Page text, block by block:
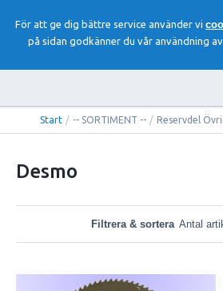
För att ge dig bättre service använder vi
på sidan godkänner du vår användning
Start / -- SORTIMENT -- / Reservdel
Desmo
Filtrera & sortera Antal